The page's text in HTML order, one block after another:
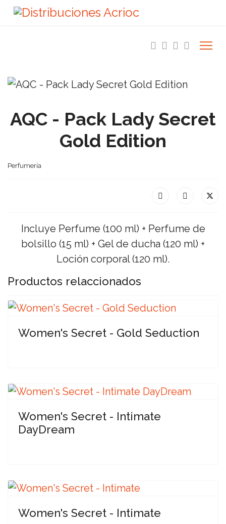
AQC - Pack Lady Secret
Gold Edition
Perfumería
Incluye Perfume (100 ml) + Perfume de
bolsillo (15 ml) + Gel de ducha (120 ml) +
Loción corporal (120 ml).
Productos relaccionados
Women's Secret - Gold Seduction
Women's Secret - Intimate
DayDream
Women's Secret - Intimate